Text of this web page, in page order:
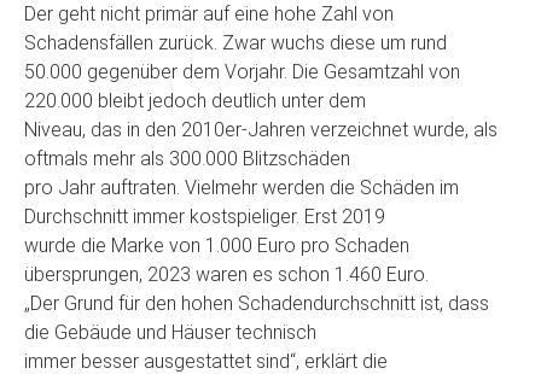
Der geht nicht primär auf eine hohe Zahl von
Schadensfällen zurück. Zwar wuchs diese um rund
50.000 gegenüber dem Vorjahr. Die Gesamtzahl von
220.000 bleibt jedoch deutlich unter dem
Niveau, das in den 2010er-Jahren verzeichnet wurde, als
oftmals mehr als 300.000 Blitzschäden
pro Jahr auftraten. Vielmehr werden die Schäden im
Durchschnitt immer kostspieliger. Erst 2019
wurde die Marke von 1.000 Euro pro Schaden
übersprungen, 2023 waren es schon 1.460 Euro.
„Der Grund für den hohen Schadendurchschnitt ist, dass
die Gebäude und Häuser technisch
immer besser ausgestattet sind“, erklärt die